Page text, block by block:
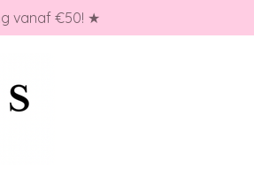
vanaf €50! ★